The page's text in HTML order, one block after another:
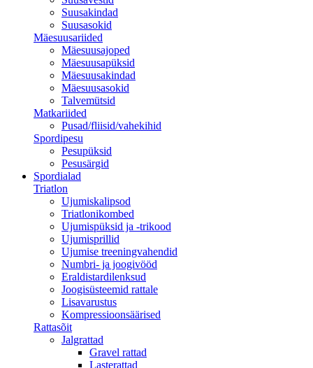
Suusakindad
Suusasokid
Mäesuusariided
Mäesuusajoped
Mäesuusapüksid
Mäesuusakindad
Mäesuusasokid
Talvemütsid
Matkariided
Pusad/fliisid/vahekihid
Spordipesu
Pesupüksid
Pesusärgid
Spordialad
Triatlon
Ujumiskalipsod
Triatlonikombed
Ujumispüksid ja -trikood
Ujumisprillid
Ujumise treeningvahendid
Numbri- ja joogivööd
Eraldistardilenksud
Joogisüsteemid rattale
Lisavarustus
Kompressioonsäärised
Rattasõit
Jalgrattad
Gravel rattad
Lasterattad